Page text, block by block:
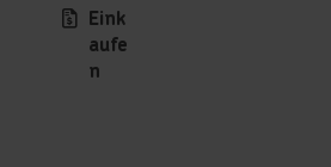
Eink
aufe
n